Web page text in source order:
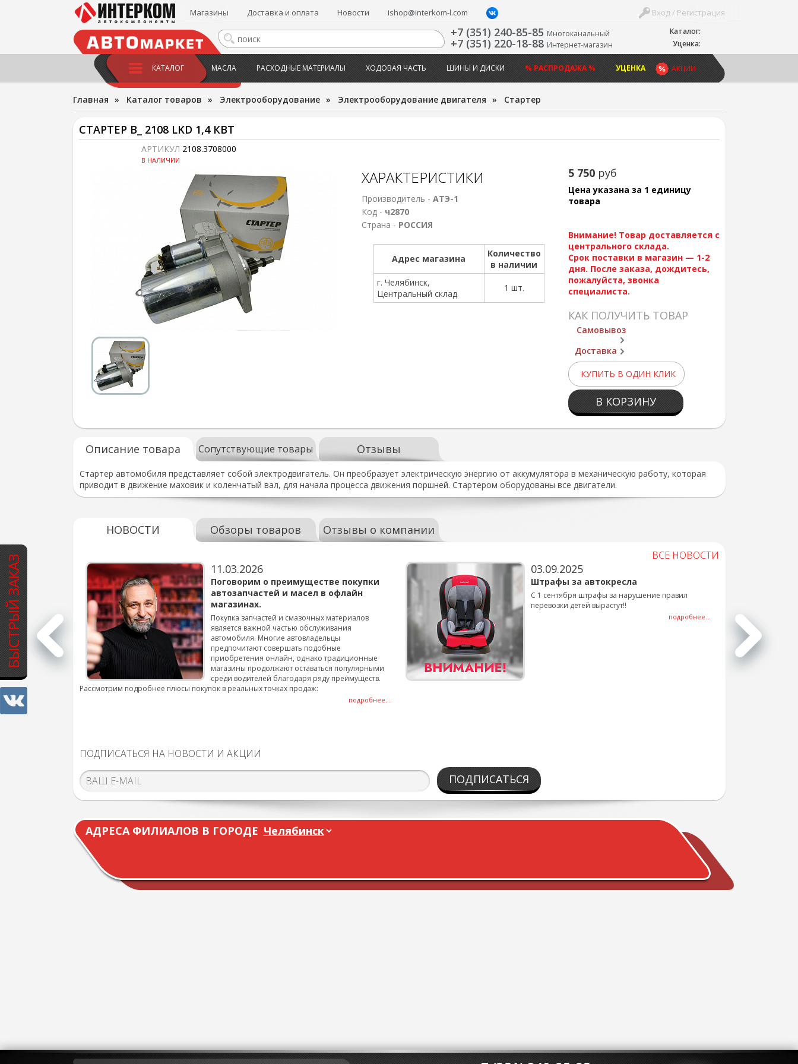
БЫСТРЫЙ ЗАКАЗ
Каталог:
Уценка:
Вход / Регистрация
Магазины Доставка и оплата Новости ishop@interkom-l.com
+7 (351) 240-85-85 Многоканальный
+7 (351) 220-18-88 Интернет-магазин
АКЦИИ
КАТАЛОГ МАСЛА РАСХОДНЫЕ МАТЕРИАЛЫ ХОДОВАЯ ЧАСТЬ ШИНЫ И ДИСКИ % РАСПРОДАЖА % УЦЕНКА
Главная » Каталог товаров » Электрооборудование » Электрооборудование двигателя » Стартер
СТАРТЕР В_ 2108 LKD 1,4 КВТ
АРТИКУЛ 2108.3708000
В НАЛИЧИИ
5 750 руб
Цена указана за 1 единицу
товара
Внимание! Товар доставляется с
центрального склада.
Срок поставки в магазин — 1-2
дня. После заказа, дождитесь,
пожалуйста, звонка
специалиста.
КАК ПОЛУЧИТЬ ТОВАР
Самовывоз
Доставка
КУПИТЬ В ОДИН КЛИК
В КОРЗИНУ
ХАРАКТЕРИСТИКИ
Производитель - АТЭ-1
Код - ч2870
Страна - РОССИЯ
Адрес магазина
Количество
в наличии
г. Челябинск,
Центральный склад
1 шт.
Описание товара Сопутствующие товары Отзывы
Стартер автомобиля представляет собой электродвигатель. Он преобразует электрическую энергию от аккумулятора в механическую работу, которая
приводит в движение маховик и коленчатый вал, для начала процесса движения поршней. Стартером оборудованы все двигатели.
НОВОСТИ Обзоры товаров Отзывы о компании
ВСЕ НОВОСТИ
для
смены шин на
подробнее...
11.03.2026
Поговорим о преимуществе покупки
автозапчастей и масел в офлайн
магазинах.
Покупка запчастей и смазочных материалов
является важной частью обслуживания
автомобиля. Многие автовладельцы
предпочитают совершать подобные
приобретения онлайн, однако традиционные
магазины продолжают оставаться популярными
среди водителей благодаря ряду преимуществ.
Рассмотрим подробнее плюсы покупок в реальных точках продаж:
подробнее...
03.09.2025
Штрафы за автокресла
С 1 сентября штрафы за нарушение правил
перевозки детей вырастут!!
подробнее...
ПОДПИСАТЬСЯ НА НОВОСТИ И АКЦИИ
ПОДПИСАТЬСЯ
АДРЕСА ФИЛИАЛОВ В ГОРОДЕ